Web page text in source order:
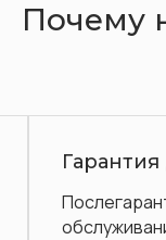
Почему
Гарантия